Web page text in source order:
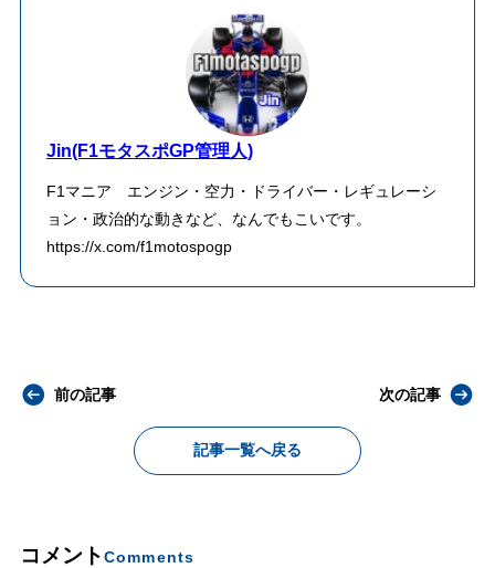
Jin(F1モタスポGP管理人)
F1マニア エンジン・空力・ドライバー・レギュレーシ
ョン・政治的な動きなど、なんでもこいです。
https://x.com/f1motospogp
前の記事
記事一覧へ戻る
次の記事
コメントComments